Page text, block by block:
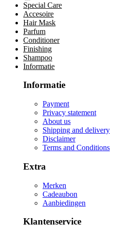
Special Care
Accesoire
Hair Mask
Parfum
Conditioner
Finishing
Shampoo
Informatie
Informatie
Payment
Privacy statement
About us
Shipping and delivery
Disclaimer
Terms and Conditions
Extra
Merken
Cadeaubon
Aanbiedingen
Klantenservice